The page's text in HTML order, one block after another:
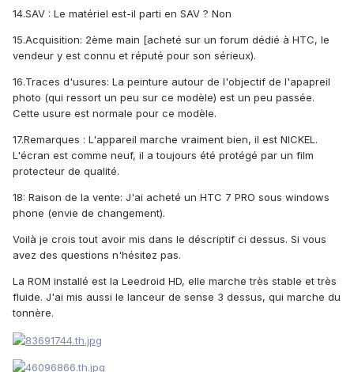
14.SAV : Le matériel est-il parti en SAV ? Non
15.Acquisition: 2ème main [acheté sur un forum dédié à HTC, le
vendeur y est connu et réputé pour son sérieux).
16.Traces d'usures: La peinture autour de l'objectif de l'apapreil
photo (qui ressort un peu sur ce modèle) est un peu passée.
Cette usure est normale pour ce modèle.
17.Remarques : L'appareil marche vraiment bien, il est NICKEL.
L'écran est comme neuf, il a toujours été protégé par un film
protecteur de qualité.
18: Raison de la vente: J'ai acheté un HTC 7 PRO sous windows
phone (envie de changement).
Voilà je crois tout avoir mis dans le déscriptif ci dessus. Si vous
avez des questions n'hésitez pas.
La ROM installé est la Leedroid HD, elle marche très stable et très
fluide. J'ai mis aussi le lanceur de sense 3 dessus, qui marche du
tonnère.